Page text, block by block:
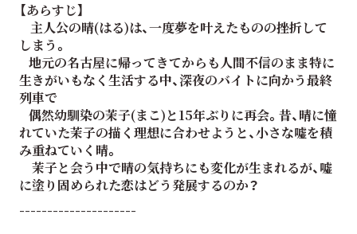
【あらすじ】
主人公の晴(はる)は、一度夢を叶えたものの挫折して
しまう。
地元の名古屋に帰ってきてからも人間不信のまま特に
生きがいもなく生活する中、深夜のバイトに向かう最終
列車で
偶然幼馴染の茉子(まこ)と15年ぶりに再会。昔、晴に憧
れていた茉子の描く理想に合わせようと、小さな嘘を積
み重ねていく晴。
茉子と会う中で晴の気持ちにも変化が生まれるが、嘘
に塗り固められた恋はどう発展するのか？
---------------------